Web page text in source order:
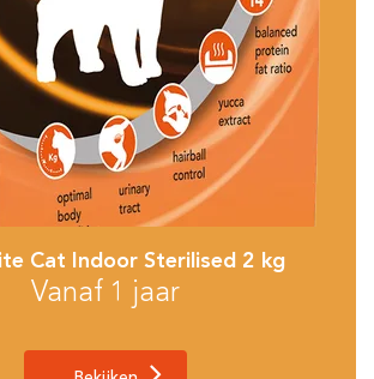
Cat Indoor Sterilised 2 kg
Vanaf 1 jaar